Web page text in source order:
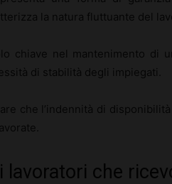
la natura fluttuante del
chiave nel mantenimento
di stabilità degli impiegati.
che l’indennità di
lavoratori che